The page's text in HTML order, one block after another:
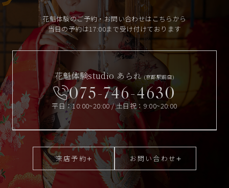
花魁体験のご予約・お問い合わせはこちらから
当日の予約は17:00まで受け付けております
花魁体験studio あられ (京都駅前店)
075-746-4630
平日：10:00~20:00 / 土日祝：9:00~20:00
来店予約 お問い合わせ